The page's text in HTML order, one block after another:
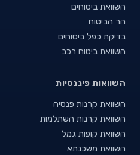
השוואת ביטוחים
הר הביטוח
בדיקת כפל ביטוחים
השוואת ביטוח רכב
השוואות פיננסיות
השוואת קרנות פנסיה
השוואת קרנות השתלמות
השוואת קופות גמל
השוואת משכנתא